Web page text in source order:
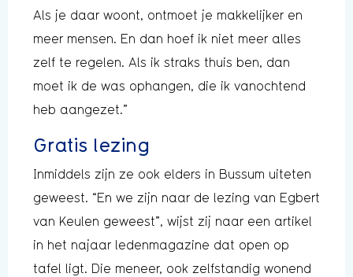
Als je daar woont, ontmoet je makkelijker en
meer mensen. En dan hoef ik niet meer alles
zelf te regelen. Als ik straks thuis ben, dan
moet ik de was ophangen, die ik vanochtend
heb aangezet.”
Gratis lezing
Inmiddels zijn ze ook elders in Bussum uiteten
geweest. “En we zijn naar de lezing van Egbert
van Keulen geweest”, wijst zij naar een artikel
in het najaar ledenmagazine dat open op
tafel ligt. Die meneer, ook zelfstandig wonend